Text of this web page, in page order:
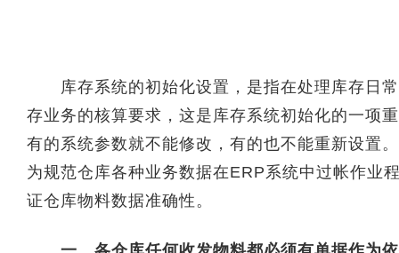
库存系统的初始化设置，是指在处理库存日常
存业务的核算要求，这是库存系统初始化的一项
有的系统参数就不能修改，有的也不能重新设置
为规范仓库各种业务数据在ERP系统中过帐作业
证仓库物料数据准确性。